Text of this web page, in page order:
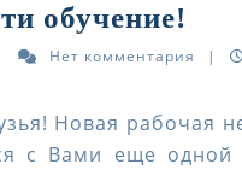
обучение!
Нет комментария |
Новая рабочая
с Вами еще одной